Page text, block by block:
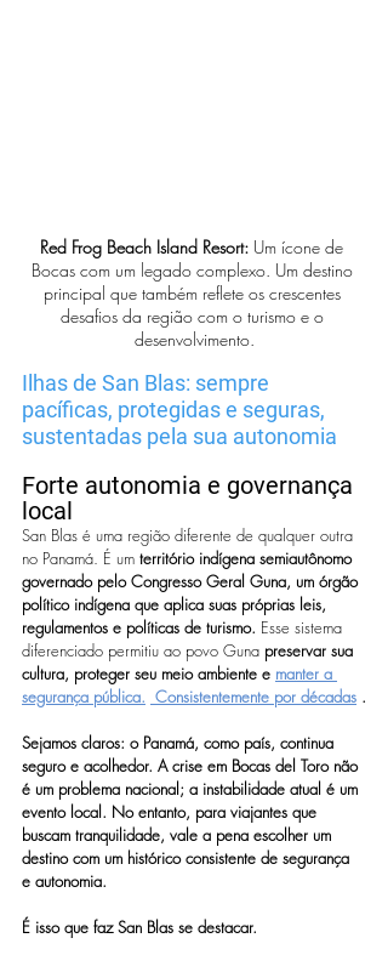
Red Frog Beach Island Resort: Um ícone de
Bocas com um legado complexo. Um destino
principal que também reflete os crescentes
desafios da região com o turismo e o
desenvolvimento.
Ilhas de San Blas: sempre
pacíficas, protegidas e seguras,
sustentadas pela sua autonomia
Forte autonomia e governança
local
San Blas é uma região diferente de qualquer outra
no Panamá. É um território indígena semiautônomo
governado pelo Congresso Geral Guna, um órgão
político indígena que aplica suas próprias leis,
regulamentos e políticas de turismo. Esse sistema
diferenciado permitiu ao povo Guna preservar sua
cultura, proteger seu meio ambiente e manter a
segurança pública. Consistentemente por décadas .
Sejamos claros: o Panamá, como país, continua
seguro e acolhedor. A crise em Bocas del Toro não
é um problema nacional; a instabilidade atual é um
evento local. No entanto, para viajantes que
buscam tranquilidade, vale a pena escolher um
destino com um histórico consistente de segurança
e autonomia.
É isso que faz San Blas se destacar.